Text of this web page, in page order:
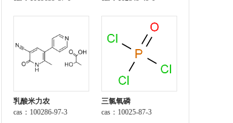
乳酸米力农
cas：100286-97-3
三氯氧磷
cas：10025-87-3